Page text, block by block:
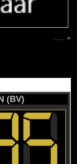
..... »
(BV)